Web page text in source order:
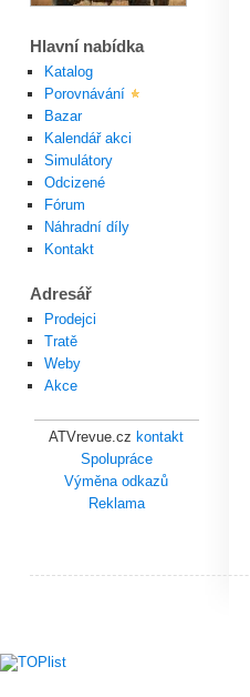
Hlavní nabídka
Katalog
Porovnávání
Bazar
Kalendář akci
Simulátory
Odcizené
Fórum
Náhradní díly
Kontakt
Adresář
Prodejci
Tratě
Weby
Akce
ATVrevue.cz kontakt
Spolupráce
Výměna odkazů
Reklama